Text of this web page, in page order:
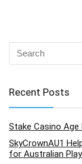
Recent Posts
Stake Casino Age
SkyCrownAU1
for Australian